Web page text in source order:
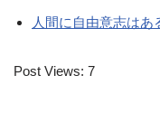
人間に自由意志はあ
Post Views: 7